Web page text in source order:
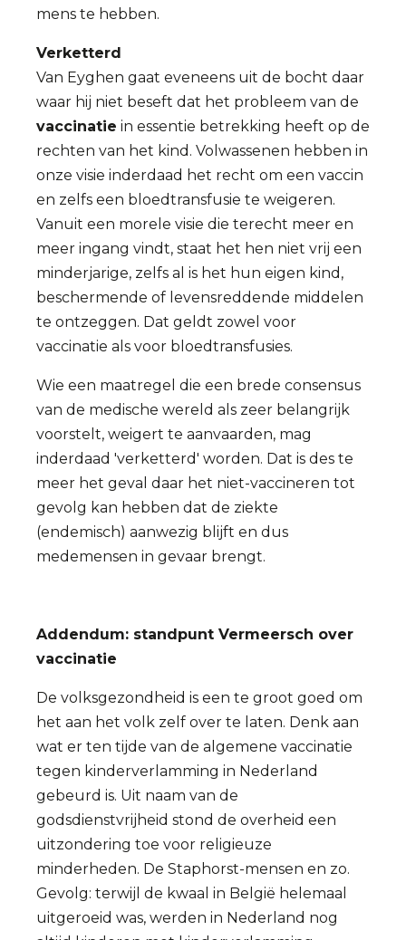
mens te hebben.
Verketterd
Van Eyghen gaat eveneens uit de bocht daar
waar hij niet beseft dat het probleem van de
vaccinatie in essentie betrekking heeft op de
rechten van het kind. Volwassenen hebben in
onze visie inderdaad het recht om een vaccin
en zelfs een bloedtransfusie te weigeren.
Vanuit een morele visie die terecht meer en
meer ingang vindt, staat het hen niet vrij een
minderjarige, zelfs al is het hun eigen kind,
beschermende of levensreddende middelen
te ontzeggen. Dat geldt zowel voor
vaccinatie als voor bloedtransfusies.
Wie een maatregel die een brede consensus
van de medische wereld als zeer belangrijk
voorstelt, weigert te aanvaarden, mag
inderdaad 'verketterd' worden. Dat is des te
meer het geval daar het niet-vaccineren tot
gevolg kan hebben dat de ziekte
(endemisch) aanwezig blijft en dus
medemensen in gevaar brengt.
Addendum: standpunt Vermeersch over
vaccinatie
De volksgezondheid is een te groot goed om
het aan het volk zelf over te laten. Denk aan
wat er ten tijde van de algemene vaccinatie
tegen kinderverlamming in Nederland
gebeurd is. Uit naam van de
godsdienstvrijheid stond de overheid een
uitzondering toe voor religieuze
minderheden. De Staphorst-mensen en zo.
Gevolg: terwijl de kwaal in België helemaal
uitgeroeid was, werden in Nederland nog